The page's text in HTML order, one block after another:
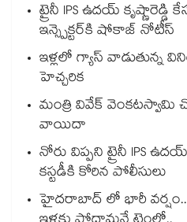
ట్రైనీ IPS ఉదయ్ కృష్ణారెడ్డి
ఇన్స్పెక్టర్‎కి షోకాజ్ నోటీస్
ఇళ్లలో గ్యాస్ వాడుతున్న
హెచ్చరిక
మంత్రి వివేక్ వెంకటస్వామి
వాయిదా
నోరు విప్పని ట్రైనీ IPS
కస్టడీకి కోరిన పోలీసులు
హైదరాబాద్ లో భారీ వర్షం...